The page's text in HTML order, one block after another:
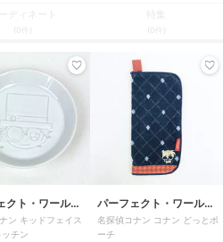
(0件) (0件)
クト・ワール
キョー
ン キッドフェイス
チン
パーフェクト・ワール
ド・トーキョー
名探偵コナン コナン どっとポ
ーチ